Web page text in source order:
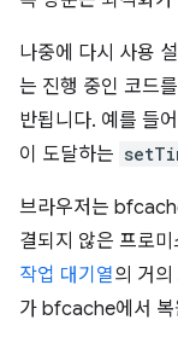
나중에 다시 사용
는 진행 중인 코드
반됩니다. 예를 들
이 도달하는
브라우저는
결되지 않은 프로
작업 대기열의 거
가 bfcache에서 복